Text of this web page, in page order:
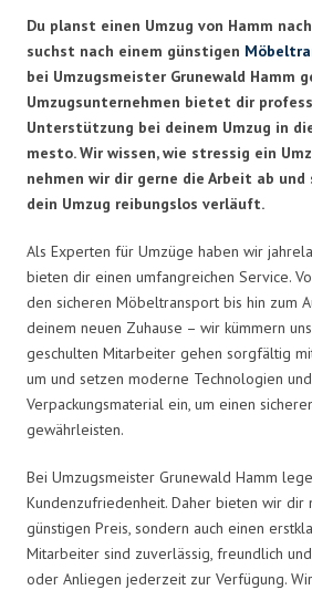
Du planst einen Umzug von Hamm
suchst nach einem günstigen
bei Umzugsmeister Grunewald Hamm
Umzugsunternehmen bietet dir
Unterstützung bei deinem Umzug in
mesto. Wir wissen, wie stressig ein
nehmen wir dir gerne die Arbeit ab und
dein Umzug reibungslos verläuft.
Als Experten für Umzüge haben wir
bieten dir einen umfangreichen Service.
den sicheren Möbeltransport bis hin zum
deinem neuen Zuhause – wir kümmern
geschulten Mitarbeiter gehen sorgfältig
um und setzen moderne Technologien
Verpackungsmaterial ein, um einen
gewährleisten.
Bei Umzugsmeister Grunewald Hamm
Kundenzufriedenheit. Daher bieten wir dir
günstigen Preis, sondern auch einen
Mitarbeiter sind zuverlässig, freundlich
oder Anliegen jederzeit zur Verfügung.